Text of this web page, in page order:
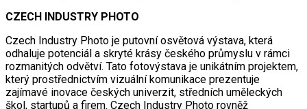
CZECH INDUSTRY PHOTO
Czech Industry Photo je putovní osvětová výstava, která
odhaluje potenciál a skryté krásy českého průmyslu v rámci
rozmanitých odvětví. Tato fotovýstava je unikátním projektem,
který prostřednictvím vizuální komunikace prezentuje
zajímavé inovace českých univerzit, středních uměleckých
škol, startupů a firem. Czech Industry Photo rovněž